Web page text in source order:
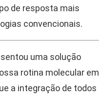
de resposta mais
convencionais.
uma solução
rotina molecular em
a integração de todos